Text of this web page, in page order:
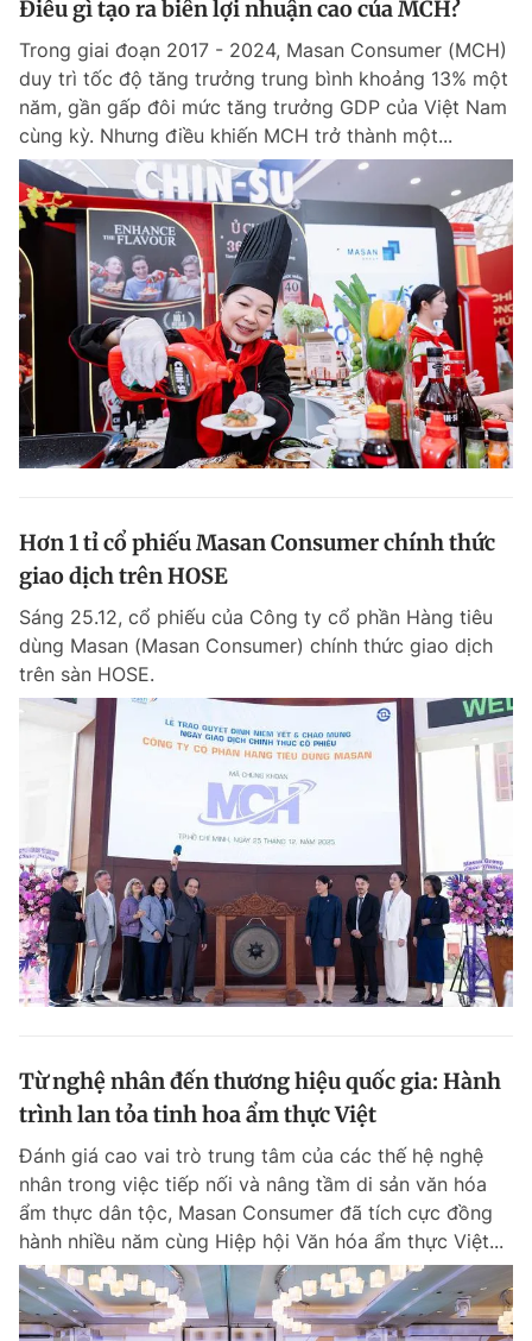
Điều gì tạo ra biên lợi nhuận cao của MCH?
Trong giai đoạn 2017 - 2024, Masan Consumer (MCH)
duy trì tốc độ tăng trưởng trung bình khoảng 13% một
năm, gần gấp đôi mức tăng trưởng GDP của Việt Nam
cùng kỳ. Nhưng điều khiến MCH trở thành một...
Hơn 1 tỉ cổ phiếu Masan Consumer chính thức
giao dịch trên HOSE
Sáng 25.12, cổ phiếu của Công ty cổ phần Hàng tiêu
dùng Masan (Masan Consumer) chính thức giao dịch
trên sàn HOSE.
Từ nghệ nhân đến thương hiệu quốc gia: Hành
trình lan tỏa tinh hoa ẩm thực Việt
Đánh giá cao vai trò trung tâm của các thế hệ nghệ
nhân trong việc tiếp nối và nâng tầm di sản văn hóa
ẩm thực dân tộc, Masan Consumer đã tích cực đồng
hành nhiều năm cùng Hiệp hội Văn hóa ẩm thực Việt...